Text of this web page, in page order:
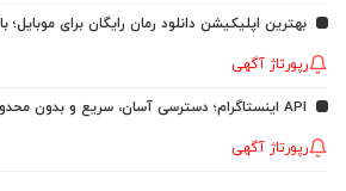
بهترین اپلیکیشن دانلود رمان رایگان برای
رپورتاژ آگهی
API اینستاگرام؛ دسترسی آسان، سریع و بدون محدودیت به اطلاعات اینستاگرام
رپورتاژ آگهی